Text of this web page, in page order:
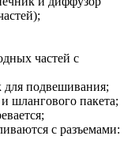
частей с
для подвешивания;
шлангового пакета;
с разъемами: